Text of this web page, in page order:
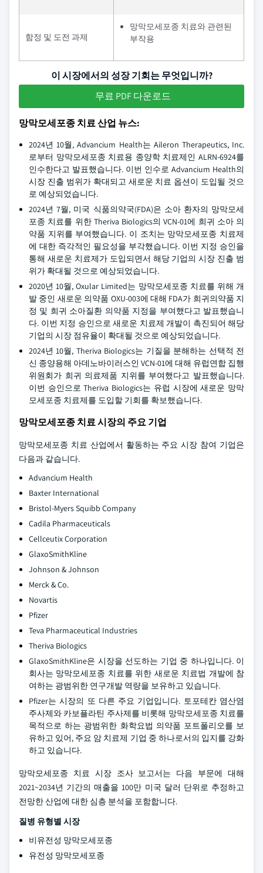
함정 및 도전 과제
망막모세포종 치료와 관련된
부작용
이 시장에서의 성장 기회는 무엇입니까?
무료 PDF 다운로드
망막모세포종 치료 산업 뉴스:
2024년 10월, Advancium Health는 Aileron Therapeutics, Inc.
로부터 망막모세포종 치료용 종양학 치료제인 ALRN-6924를
인수한다고 발표했습니다. 이번 인수로 Advancium Health의
시장 진출 범위가 확대되고 새로운 치료 옵션이 도입될 것으
로 예상되었습니다.
2024년 7월, 미국 식품의약국(FDA)은 소아 환자의 망막모세
포종 치료를 위한 Theriva Biologics의 VCN-01에 희귀 소아 의
약품 지위를 부여했습니다. 이 조치는 망막모세포종 치료제
에 대한 즉각적인 필요성을 부각했습니다. 이번 지정 승인을
통해 새로운 치료제가 도입되면서 해당 기업의 시장 진출 범
위가 확대될 것으로 예상되었습니다.
2020년 10월, Oxular Limited는 망막모세포종 치료를 위해 개
발 중인 새로운 의약품 OXU-003에 대해 FDA가 희귀의약품 지
정 및 희귀 소아질환 의약품 지정을 부여했다고 발표했습니
다. 이번 지정 승인으로 새로운 치료제 개발이 촉진되어 해당
기업의 시장 점유율이 확대될 것으로 예상되었습니다.
2024년 10월, Theriva Biologics는 기질을 분해하는 선택적 전
신 종양용해 아데노바이러스인 VCN-01에 대해 유럽연합 집행
위원회가 희귀 의료제품 지위를 부여했다고 발표했습니다.
이번 승인으로 Theriva Biologics는 유럽 시장에 새로운 망막
모세포종 치료제를 도입할 기회를 확보했습니다.
망막모세포종 치료 시장의 주요 기업
망막모세포종 치료 산업에서 활동하는 주요 시장 참여 기업은
다음과 같습니다.
Advancium Health
Baxter International
Bristol-Myers Squibb Company
Cadila Pharmaceuticals
Cellceutix Corporation
GlaxoSmithKline
Johnson & Johnson
Merck & Co.
Novartis
Pfizer
Teva Pharmaceutical Industries
Theriva Biologics
GlaxoSmithKline은 시장을 선도하는 기업 중 하나입니다. 이
회사는 망막모세포종 치료를 위한 새로운 치료법 개발에 참
여하는 광범위한 연구개발 역량을 보유하고 있습니다.
Pfizer는 시장의 또 다른 주요 기업입니다. 토포테칸 염산염
주사제와 카보플라틴 주사제를 비롯해 망막모세포종 치료를
목적으로 하는 광범위한 화학요법 의약품 포트폴리오를 보
유하고 있어, 주요 암 치료제 기업 중 하나로서의 입지를 강화
하고 있습니다.
망막모세포종 치료 시장 조사 보고서는 다음 부문에 대해
2021~2034년 기간의 매출을 100만 미국 달러 단위로 추정하고
전망한 산업에 대한 심층 분석을 포함합니다.
질병 유형별 시장
비유전성 망막모세포종
유전성 망막모세포종